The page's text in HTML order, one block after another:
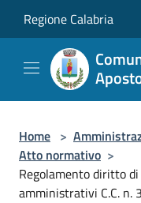
Regione Calabria
Home >
Atto normativo >
Regolamento diritto
amministrativi C.C. n.